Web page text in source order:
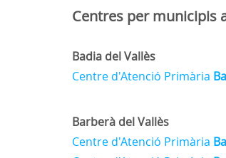
Centres per municipis
Badia del Vallès
Centre d'Atenció Primària
Barberà del Vallès
Centre d'Atenció Primària